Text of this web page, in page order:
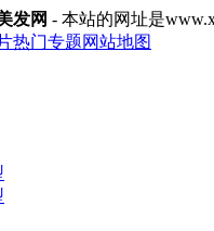
发网 - 本站的网址是
热门专题网站地图